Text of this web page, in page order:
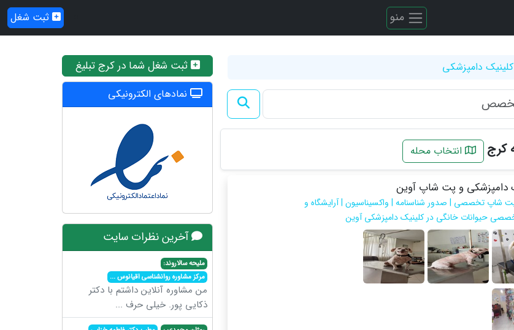
منو ثبت شغل
کلینیک دامپزشکی
کرج انتخاب محله
دامپزشکی و پت شاپ آوین
پت شاپ تخصصی | صدور شناسنامه | واکسیناسیون | آرایشگاه و
حیوانات خانگی در کلینیک دامپزشکی آوین
ثبت شغل شما در کرج تبلیغ
نمادهای الکترونیکی
آخرین نظرات سایت
ملیحه سالاروند:
مرکز مشاوره روانشناسی اقیانوس...
من مشاوره آنلاین داشتم با دکتر
ذکایی پور. خیلی حرف ...